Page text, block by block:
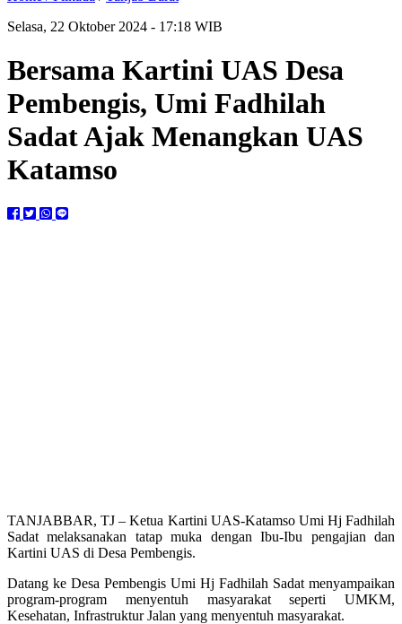
Selasa, 22 Oktober 2024 - 17:18 WIB
Bersama Kartini UAS Desa
Pembengis, Umi Fadhilah
Sadat Ajak Menangkan UAS
Katamso
TANJABBAR, TJ – Ketua Kartini UAS-Katamso Umi Hj Fadhilah
Sadat melaksanakan tatap muka dengan Ibu-Ibu pengajian dan
Kartini UAS di Desa Pembengis.
Datang ke Desa Pembengis Umi Hj Fadhilah Sadat menyampaikan
program-program menyentuh masyarakat seperti UMKM,
Kesehatan, Infrastruktur Jalan yang menyentuh masyarakat.